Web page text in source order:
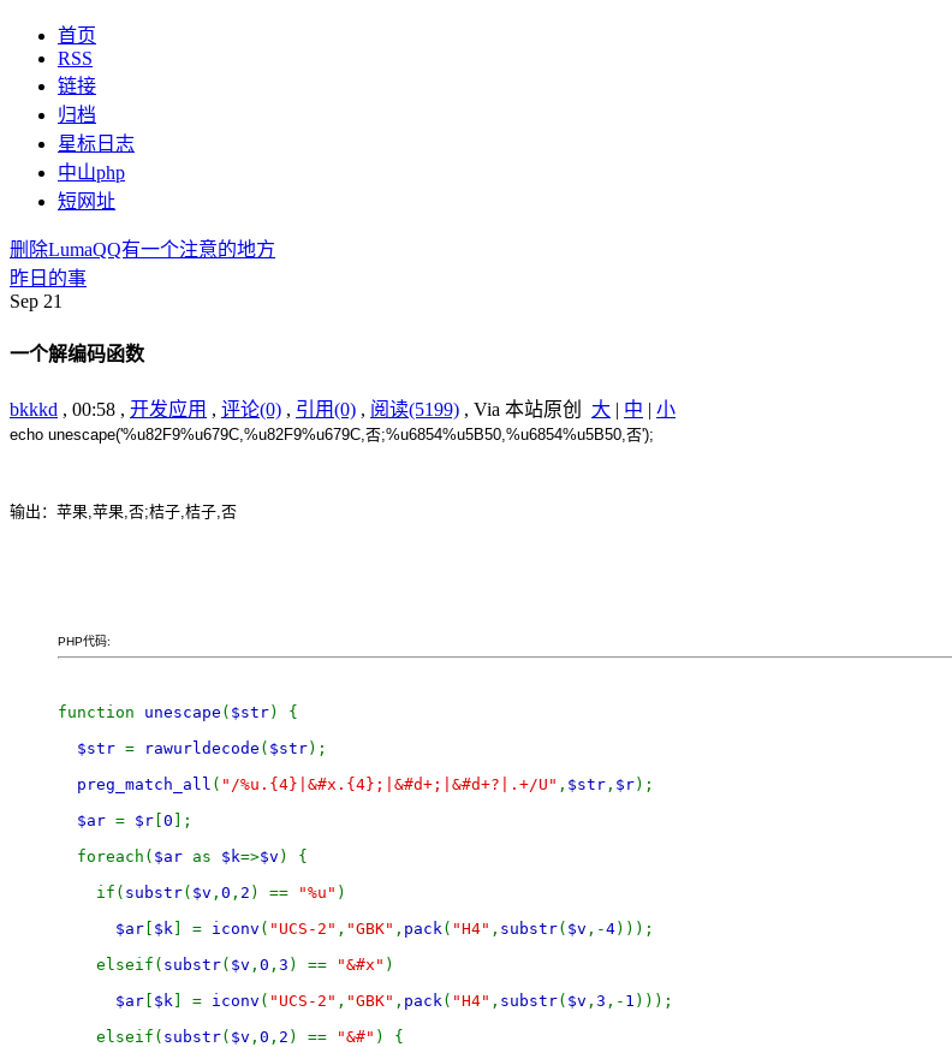
首页
RSS
链接
归档
星标日志
中山php
短网址
删除LumaQQ有一个注意的地方
昨日的事
Sep 21
一个解编码函数
bkkkd , 00:58 , 开发应用 , 评论(0) , 引用(0) , 阅读(5199) , Via 本站原创 大 | 中 | 小
echo unescape('%u82F9%u679C,%u82F9%u679C,否;%u6854%u5B50,%u6854%u5B50,否');
输出：苹果,苹果,否;桔子,桔子,否
PHP代码:
function unescape ( $str) {
$str = rawurldecode ( $str);
preg_match_all ( "/%u.{4}|&#x.{4};|&#d+;|&#d+?|.+/U" , $str , $r);
$ar = $r [0 ];
foreach( $ar as $k=>$v ) {
if( substr( $v , 0 , 2 ) == "%u" )
$ar [ $k ] = iconv ( "UCS-2" , "GBK" , pack ( "H4" , substr( $v ,-4)));
elseif( substr( $v , 0 , 3 ) == "&#x" )
$ar [ $k ] = iconv ( "UCS-2" , "GBK" , pack ( "H4" , substr( $v , 3 ,- 1 )));
elseif( substr( $v , 0 , 2 ) == "&#" ) {